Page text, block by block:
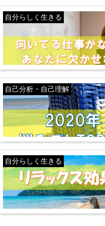
自分らしく生きる
自己分析・自己理解
自分らしく生きる